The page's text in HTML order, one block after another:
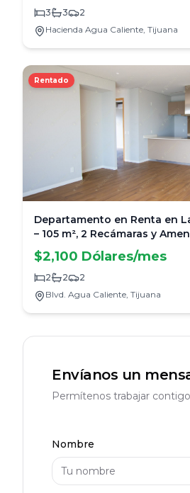
3 3
2
Hacienda Agua Caliente, Tijuana
Rentado
Departamento en Renta en
– 105 m², 2 Recámaras y
$2,100 Dólares/mes
2 2
2
Blvd. Agua Caliente, Tijuana
Envíanos un
Permítenos trabajar
Nombre